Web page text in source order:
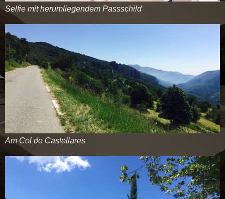
Selfie mit herumliegendem Passschild
Am Col de Castellares